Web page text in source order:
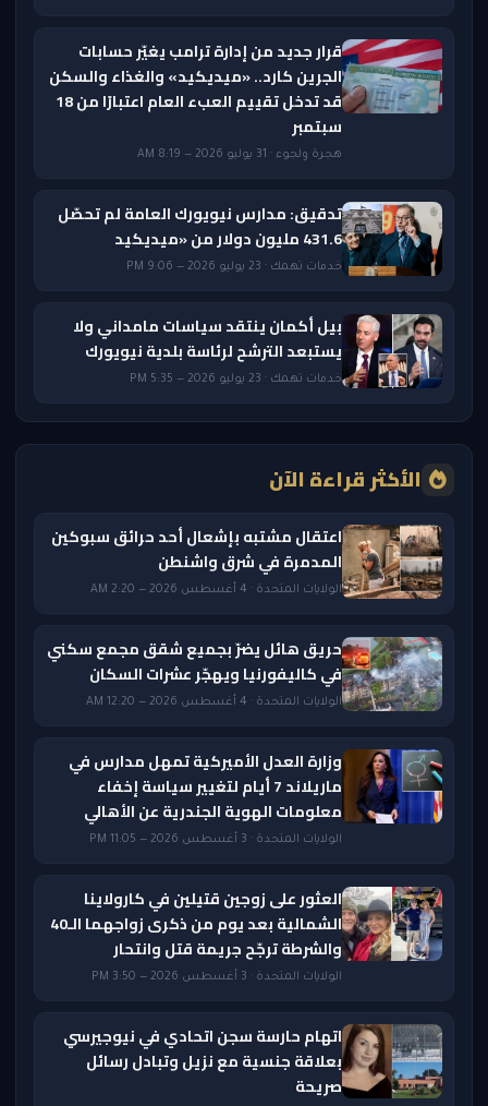
قرار جديد من إدارة ترامب يغيّر حسابات
الجرين كارد.. «ميديكيد» والغذاء والسكن
قد تدخل تقييم العبء العام اعتبارًا من 18
سبتمبر
هجرة ولجوء · 31 يوليو 2026 — 8:19 AM
تدقيق: مدارس نيويورك العامة لم تحصّل
431.6 مليون دولار من «ميديكيد
خدمات تهمك · 23 يوليو 2026 — 9:06 PM
بيل أكمان ينتقد سياسات مامداني ولا
يستبعد الترشح لرئاسة بلدية نيويورك
خدمات تهمك · 23 يوليو 2026 — 5:35 PM
الأكثر قراءة الآن
اعتقال مشتبه بإشعال أحد حرائق سبوكين
المدمرة في شرق واشنطن
الولايات المتحدة · 4 أغسطس 2026 — 2:20 AM
حريق هائل يضرّ بجميع شقق مجمع سكني
في كاليفورنيا ويهجّر عشرات السكان
الولايات المتحدة · 4 أغسطس 2026 — 12:20 AM
وزارة العدل الأميركية تمهل مدارس في
ماريلاند 7 أيام لتغيير سياسة إخفاء
معلومات الهوية الجندرية عن الأهالي
الولايات المتحدة · 3 أغسطس 2026 — 11:05 PM
العثور على زوجين قتيلين في كارولاينا
الشمالية بعد يوم من ذكرى زواجهما الـ40
والشرطة ترجّح جريمة قتل وانتحار
الولايات المتحدة · 3 أغسطس 2026 — 3:50 PM
اتهام حارسة سجن اتحادي في نيوجيرسي
بعلاقة جنسية مع نزيل وتبادل رسائل
صريحة